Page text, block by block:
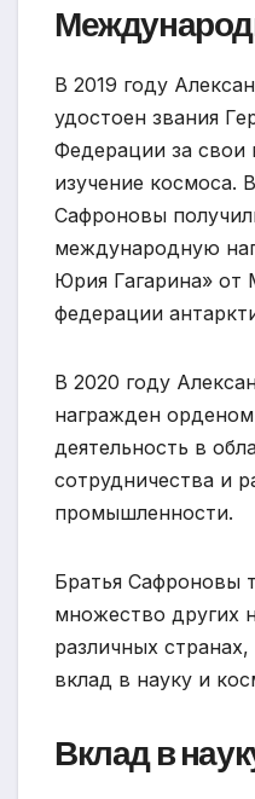
В 2019 году
удостоен звания
Федерации за свои
изучение космоса.
Сафроновы
международную
Юрия Гагарина»
федерации
В 2020 году
награжден
деятельность в
сотрудничества и
промышленности.
Братья Сафроновы
множество других
различных
вклад в науку и
Вклад в